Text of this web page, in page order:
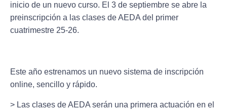
inicio de un nuevo curso. El 3 de septiembre se abre la
preinscripción a las clases de AEDA del primer
cuatrimestre 25-26.
Este año estrenamos un nuevo sistema de inscripción
online, sencillo y rápido.
> Las clases de AEDA serán una primera actuación en el